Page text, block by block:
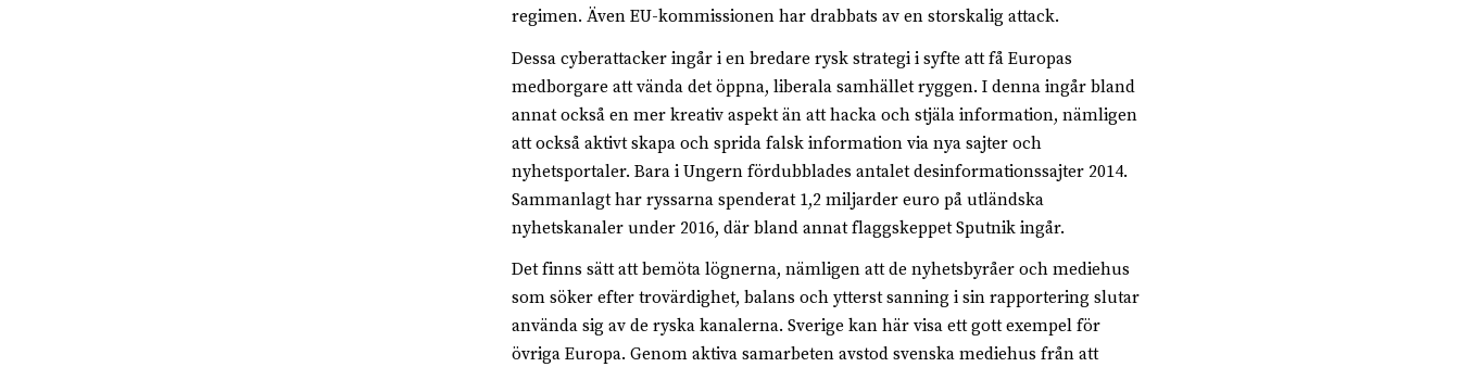
regimen. Även EU-kommissionen har drabbats av en storskalig attack.
Dessa cyberattacker ingår i en bredare rysk strategi i syfte att få Europas
medborgare att vända det öppna, liberala samhället ryggen. I denna ingår bland
annat också en mer kreativ aspekt än att hacka och stjäla information, nämligen
att också aktivt skapa och sprida falsk information via nya sajter och
nyhetsportaler. Bara i Ungern fördubblades antalet desinformationssajter 2014.
Sammanlagt har ryssarna spenderat 1,2 miljarder euro på utländska
nyhetskanaler under 2016, där bland annat flaggskeppet Sputnik ingår.
Det finns sätt att bemöta lögnerna, nämligen att de nyhetsbyråer och mediehus
som söker efter trovärdighet, balans och ytterst sanning i sin rapportering slutar
använda sig av de ryska kanalerna. Sverige kan här visa ett gott exempel för
övriga Europa. Genom aktiva samarbeten avstod svenska mediehus från att